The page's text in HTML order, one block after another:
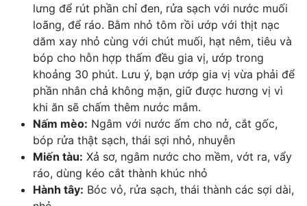
lưng để rút phần chỉ đen, rửa sạch với nước muối
loãng, để ráo. Bằm nhỏ tôm rồi ướp với thịt nạc
dăm xay nhỏ cùng với chút muối, hạt nêm, tiêu và
bóp cho hỗn hợp thấm đều gia vị, ướp trong
khoảng 30 phút. Lưu ý, bạn ướp gia vị vừa phải để
phần nhân chả không mặn, giữ được hương vị vì
khi ăn sẽ chấm thêm nước mắm.
Nấm mèo: Ngâm với nước ấm cho nở, cắt gốc,
bóp rửa thật sạch, thái sợi nhỏ, nhuyễn
Miến tàu: Xả sơ, ngâm nước cho mềm, vớt ra, vẩy
ráo, dùng kéo cắt thành khúc nhỏ
Hành tây: Bóc vỏ, rửa sạch, thái thành các sợi dài,